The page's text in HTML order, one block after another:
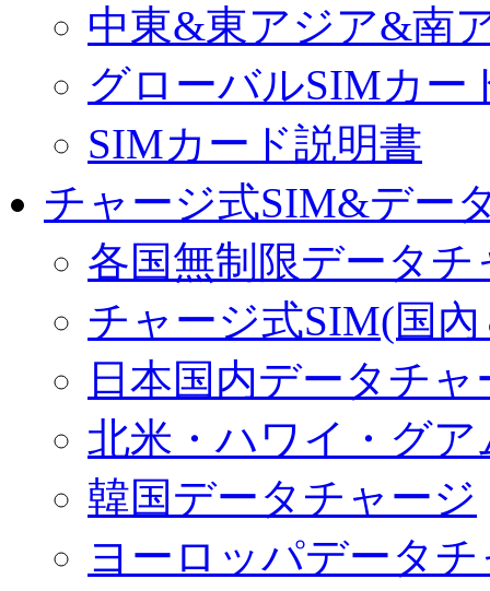
中東&東アジア&南
グローバルSIMカー
SIMカード説明書
チャージ式SIM&デー
各国無制限データチ
チャージ式SIM(国
日本国内データチャ
北米・ハワイ・グ
韓国データチャージ
ヨーロッパデータ